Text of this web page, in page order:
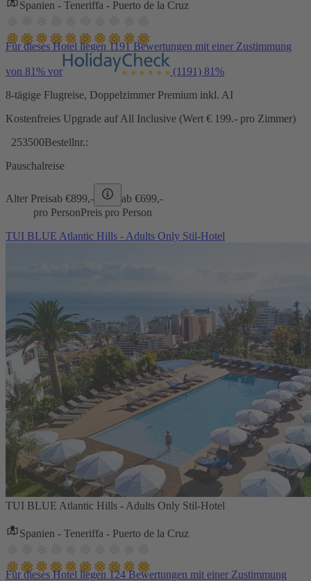
Spanien - Teneriffa - Puerto de la Cruz
Für dieses Hotel liegen 1191 Bewertungen mit einer Zustimmung
von 81% vor (1191) 81%
8-tägige Flugreise, Doppelzimmer Premium inkl. AI
Kostenfreies Upgrade auf All Inclusive (Wert € 199.- pro Zimmer)
253500Bestellnr.:
Pauschalreise
Alter Preisab €899,- ab €699,-
pro PersonPreis pro Person
TUI BLUE Atlantic Hills - Adults Only Stil-Hotel
TUI BLUE Atlantic Hills - Adults Only Stil-Hotel
Spanien - Teneriffa - Puerto de la Cruz
Für dieses Hotel liegen 124 Bewertungen mit einer Zustimmung